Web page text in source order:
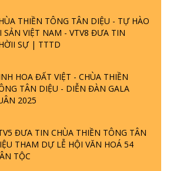
ngày 22/09/2019
ngày 08/09/2019
ngày 25/08/2019
ngày 11/08/2019
ngày 28/07/2019
ngày 21/07/2019
THIỀN TÔNG TÂN DIỆU - TỰ HÀO
SẢN VIỆT NAM - VTV8 ĐƯA TIN
SỰ | TTTD
HOA ĐẤT VIỆT - CHÙA THIỀN
TÂN DIỆU - DIỄN ĐÀN GALA
2025
ĐƯA TIN CHÙA THIỀN TÔNG TÂN
THAM DỰ LỄ HỘI VĂN HOÁ 54
TỘC